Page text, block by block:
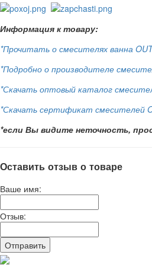
Информация к товару:
*Прочитать о смесителях ванна
*Подробно о производителе
*Скачать оптовый каталог
*Скачать сертификат смесителей
*если Вы видите неточность,
Оставить отзыв о товаре
Ваше имя:
Отзыв: